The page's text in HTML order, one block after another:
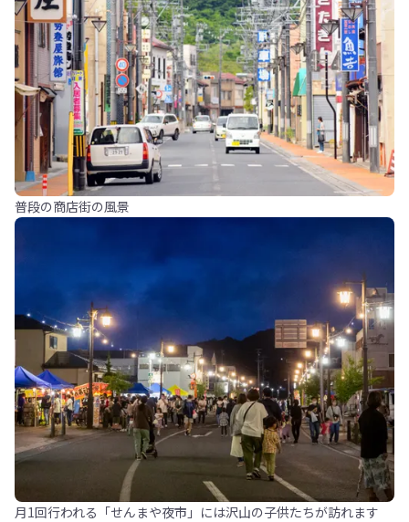
普段の商店街の風景
月1回行われる「せんまや夜市」には沢山の子供たちが訪れます